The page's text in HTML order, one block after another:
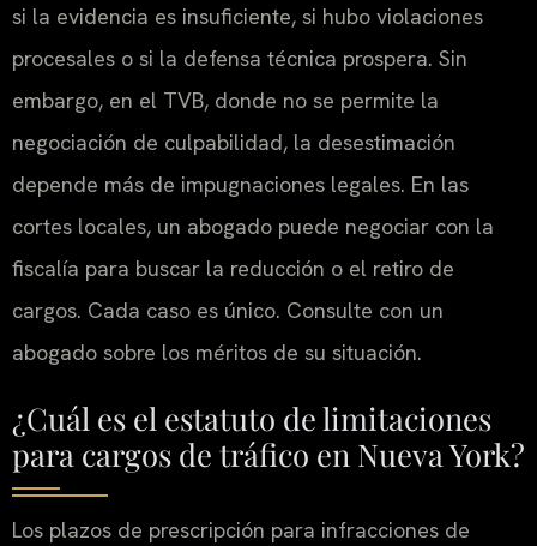
si la evidencia es insuficiente, si hubo violaciones
procesales o si la defensa técnica prospera. Sin
embargo, en el TVB, donde no se permite la
negociación de culpabilidad, la desestimación
depende más de impugnaciones legales. En las
cortes locales, un abogado puede negociar con la
fiscalía para buscar la reducción o el retiro de
cargos. Cada caso es único. Consulte con un
abogado sobre los méritos de su situación.
¿Cuál es el estatuto de limitaciones
para cargos de tráfico en Nueva York?
Los plazos de prescripción para infracciones de